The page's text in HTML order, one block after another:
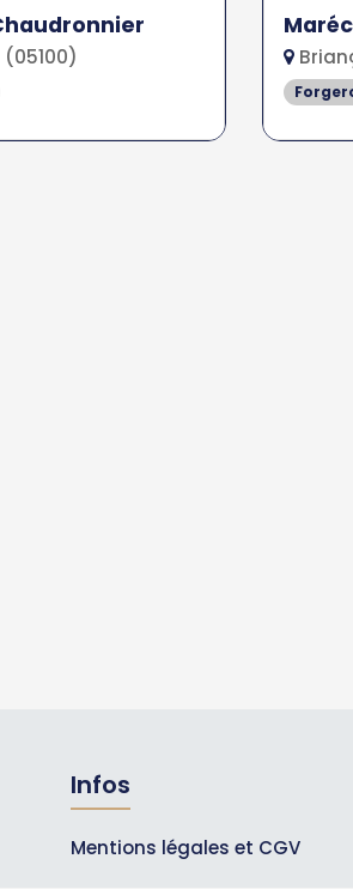
Infos
Mentions légales et CGV